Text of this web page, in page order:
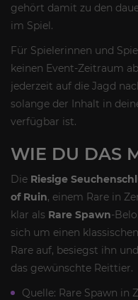
gehört damit zu den
im Spiel.
Für Spielerinnen und
keinen Event-Zeitraum
jederzeit auf die Jagd
solange der Inhalt in
verfügbar ist.
WIE DU DAS
Die Riesige
of Ruin, einem Rare in
klar als Rare Spawn-
sich um einen
Rare auf, besiegst ihn
das gewünschte Reittier.
Quelle: Rare Spawn in